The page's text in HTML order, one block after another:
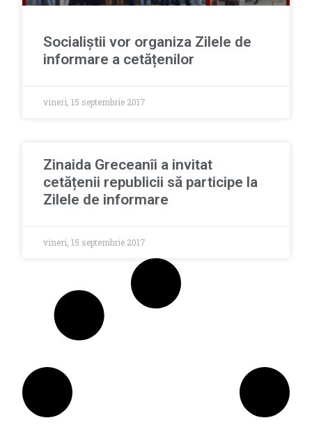
Socialiștii vor organiza Zilele de
informare a cetățenilor
vineri, 15 septembrie 2017
Zinaida Greceanîi a invitat
cetățenii republicii să participe la
Zilele de informare
vineri, 15 septembrie 2017